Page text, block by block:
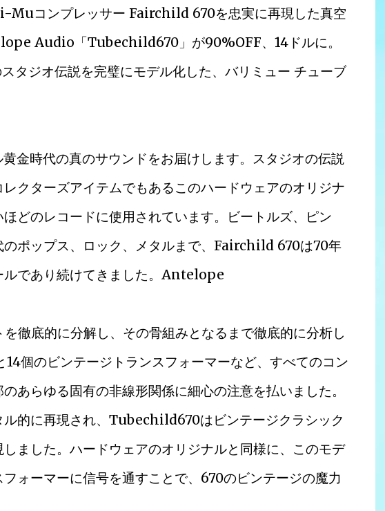
Muコンプレッサー Fairchild 670を忠実に再現した真空
Audio「Tubechild670」が90%OFF、14ドルに。
タジオ伝説を完璧にモデル化した、バリミュー チューブ
金時代の真のサウンドをお届けします。スタジオの伝説
クターズアイテムでもあるこのハードウェアのオリジナ
どのレコードに使用されています。ビートルズ、ピン
のポップス、ロック、メタルまで、Fairchild 670は70年
ルであり続けてきました。Antelope
徹底的に分解し、その骨組みとなるまで徹底的に分析し
個のビンテージトランスフォーマーなど、すべてのコン
あらゆる固有の非線形関係に細心の注意を払いました。
ル的に再現され、Tubechild670はビンテージクラシック
ました。ハードウェアのオリジナルと同様に、このモデ
ォーマーに信号を通すことで、670のビンテージの魔力